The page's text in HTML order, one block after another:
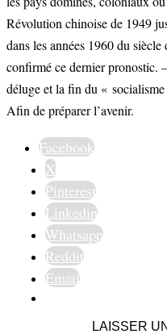
Révolution chinoise de 1949
dans les années 1960 du
confirmé ce dernier
déluge et la fin du «
Afin de préparer l’avenir.
Facebook
X
Pinterest
Linkedin
Whatsapp
Reddit
Email
LAISSER